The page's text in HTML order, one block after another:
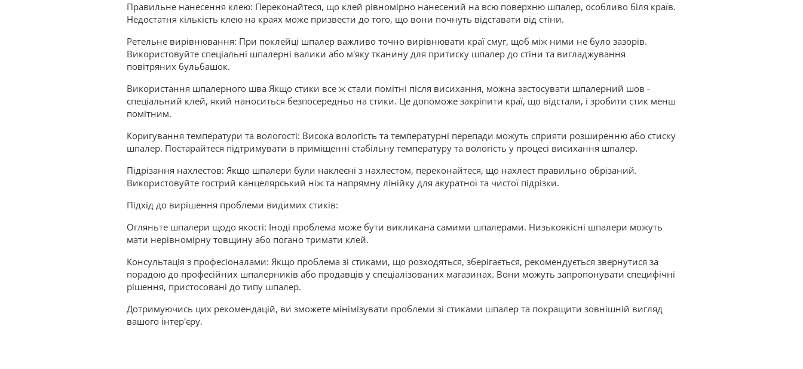
Правильне нанесення клею: Переконайтеся, що клей рівномірно нанесений на всю поверхню шпалер, особливо біля країв.
Недостатня кількість клею на краях може призвести до того, що вони почнуть відставати від стіни.
Ретельне вирівнювання: При поклейці шпалер важливо точно вирівнювати краї смуг, щоб між ними не було зазорів.
Використовуйте спеціальні шпалерні валики або м'яку тканину для притиску шпалер до стіни та вигладжування
повітряних бульбашок.
Використання шпалерного шва Якщо стики все ж стали помітні після висихання, можна застосувати шпалерний шов -
спеціальний клей, який наноситься безпосередньо на стики. Це допоможе закріпити краї, що відстали, і зробити стик менш
помітним.
Коригування температури та вологості: Висока вологість та температурні перепади можуть сприяти розширенню або стиску
шпалер. Постарайтеся підтримувати в приміщенні стабільну температуру та вологість у процесі висихання шпалер.
Підрізання нахлестов: Якщо шпалери були наклеєні з нахлестом, переконайтеся, що нахлест правильно обрізаний.
Використовуйте гострий канцелярський ніж та напрямну лінійку для акуратної та чистої підрізки.
Підхід до вирішення проблеми видимих стиків:
Огляньте шпалери щодо якості: Іноді проблема може бути викликана самими шпалерами. Низькоякісні шпалери можуть
мати нерівномірну товщину або погано тримати клей.
Консультація з професіоналами: Якщо проблема зі стиками, що розходяться, зберігається, рекомендується звернутися за
порадою до професійних шпалерників або продавців у спеціалізованих магазинах. Вони можуть запропонувати специфічні
рішення, пристосовані до типу шпалер.
Дотримуючись цих рекомендацій, ви зможете мінімізувати проблеми зі стиками шпалер та покращити зовнішній вигляд
вашого інтер'єру.